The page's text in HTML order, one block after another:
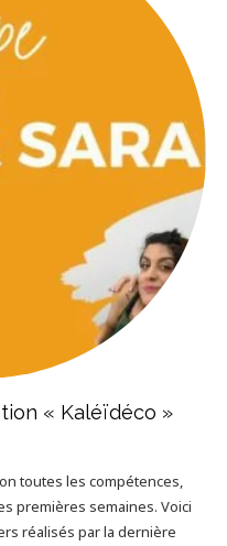
« Kaléïdéco »
toutes les compétences,
premières semaines. Voici
réalisés par la dernière